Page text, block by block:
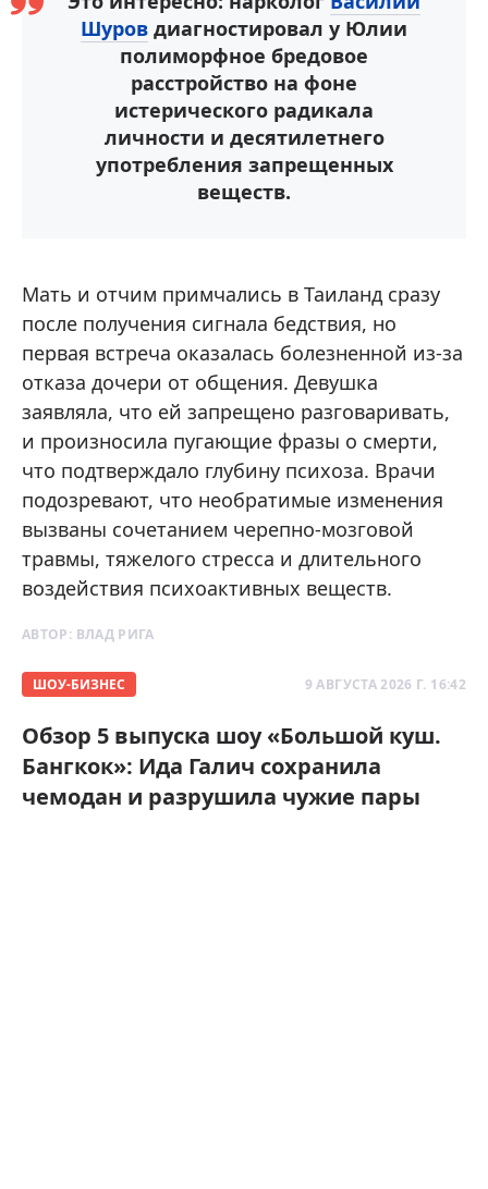
Шуров диагностировал у Юлии
полиморфное бредовое
расстройство на фоне
истерического радикала
личности и десятилетнего
употребления запрещенных
веществ.
Мать и отчим примчались в Таиланд сразу
после получения сигнала бедствия, но
первая встреча оказалась болезненной из-за
отказа дочери от общения. Девушка
заявляла, что ей запрещено разговаривать,
и произносила пугающие фразы о смерти,
что подтверждало глубину психоза. Врачи
подозревают, что необратимые изменения
вызваны сочетанием черепно-мозговой
травмы, тяжелого стресса и длительного
воздействия психоактивных веществ.
АВТОР: ВЛАД РИГА
ШОУ-БИЗНЕС 9 АВГУСТА 2026 Г. 16:42
Обзор 5 выпуска шоу «Большой куш.
Бангкок»: Ида Галич сохранила
чемодан и разрушила чужие пары